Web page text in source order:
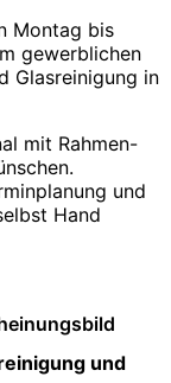
Montag bis
gewerblichen
Glasreinigung in
mit Rahmen-
und
Hand
und